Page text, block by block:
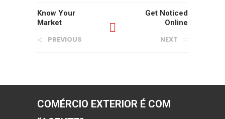
Know Your
Market
PREVIOUS
Get Noticed
Online
NEXT
COMÉRCIO EXTERIOR É COM